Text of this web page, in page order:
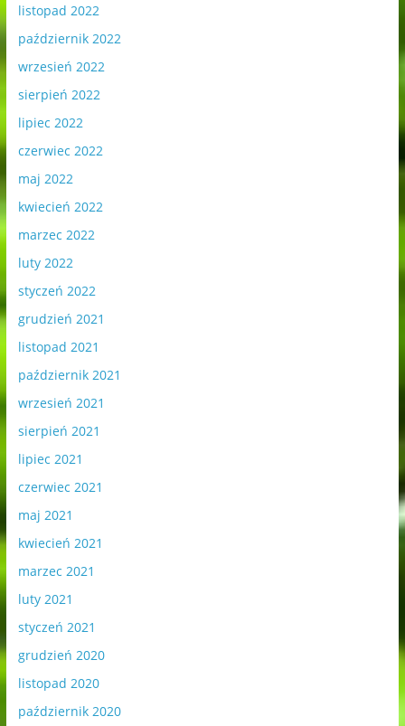
listopad 2022
październik 2022
wrzesień 2022
sierpień 2022
lipiec 2022
czerwiec 2022
maj 2022
kwiecień 2022
marzec 2022
luty 2022
styczeń 2022
grudzień 2021
listopad 2021
październik 2021
wrzesień 2021
sierpień 2021
lipiec 2021
czerwiec 2021
maj 2021
kwiecień 2021
marzec 2021
luty 2021
styczeń 2021
grudzień 2020
listopad 2020
październik 2020